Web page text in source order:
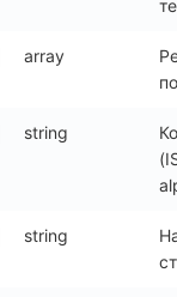
array
string
string